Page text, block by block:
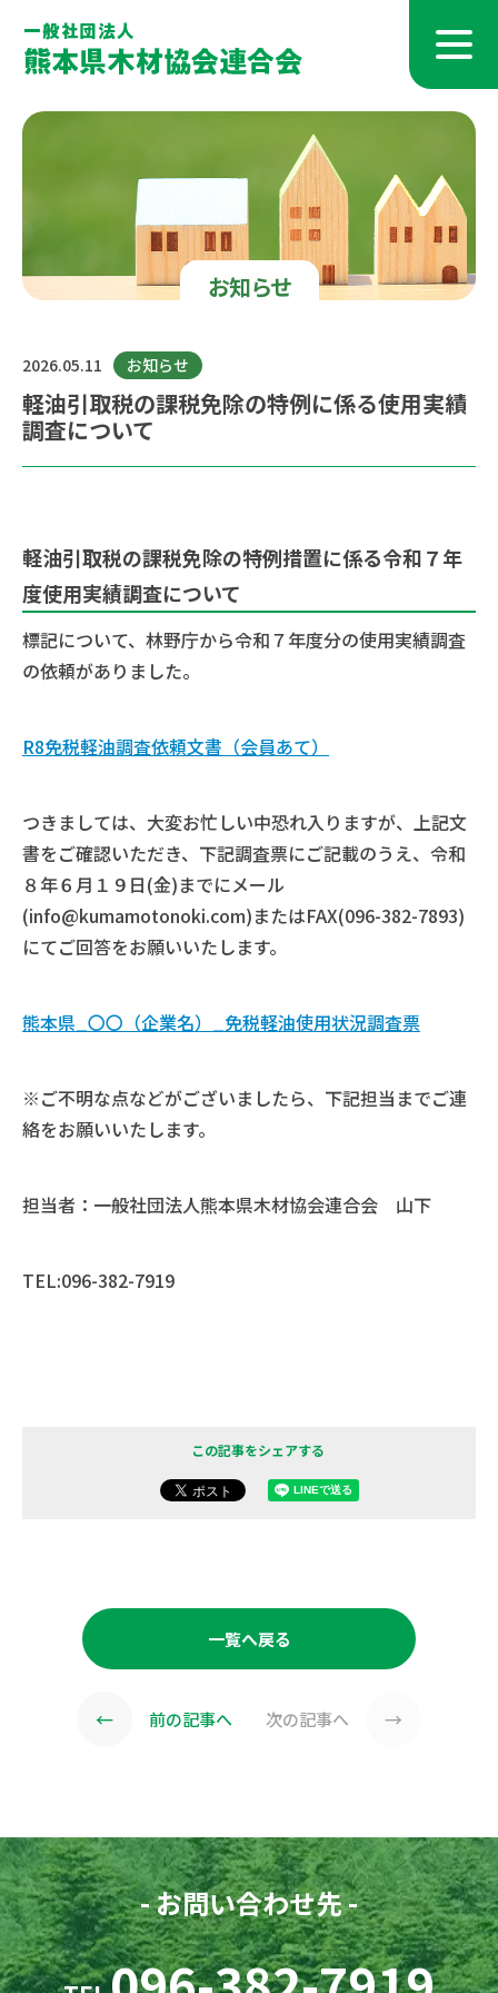
お知らせ
2026.05.11 お知らせ
軽油引取税の課税免除の特例に係る使用実績
調査について
軽油引取税の課税免除の特例措置に係る令和７年
度使用実績調査について
標記について、林野庁から令和７年度分の使用実績調査
の依頼がありました。
R8免税軽油調査依頼文書（会員あて）
つきましては、大変お忙しい中恐れ入りますが、上記文
書をご確認いただき、下記調査票にご記載のうえ、令和
８年６月１９日(金)までにメール
(info@kumamotonoki.com)またはFAX(096-382-7893)
にてご回答をお願いいたします。
熊本県_〇〇（企業名）_免税軽油使用状況調査票
※ご不明な点などがございましたら、下記担当までご連
絡をお願いいたします。
担当者：一般社団法人熊本県木材協会連合会 山下
TEL:096-382-7919
この記事をシェアする
一覧へ戻る
← 前の記事へ 次の記事へ →
- お問い合わせ先 -